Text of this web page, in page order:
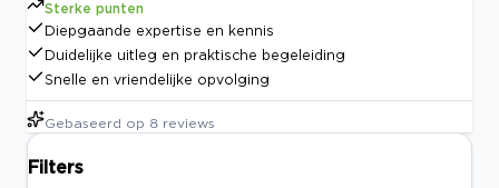
Sterke punten
Diepgaande expertise en kennis
Duidelijke uitleg en praktische begeleiding
Snelle en vriendelijke opvolging
Gebaseerd op 8 reviews
Filters